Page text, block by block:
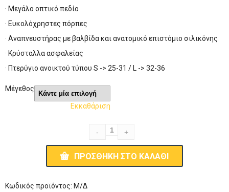
· Μεγάλο οπτικό πεδίο
· Ευκολόχρηστες πόρπες
· Αναπνευστήρας με βαλβίδα και ανατομικό επιστόμιο σιλικόνης
· Κρύσταλλα ασφαλείας
· Πτερύγιο ανοικτού τύπου S -> 25-31 / L -> 32-36
Μέγεθος
Εκκαθάριση
ΠΡΟΣΘΉΚΗ ΣΤΟ ΚΑΛΆΘΙ
Κωδικός προϊόντος: Μ/Δ